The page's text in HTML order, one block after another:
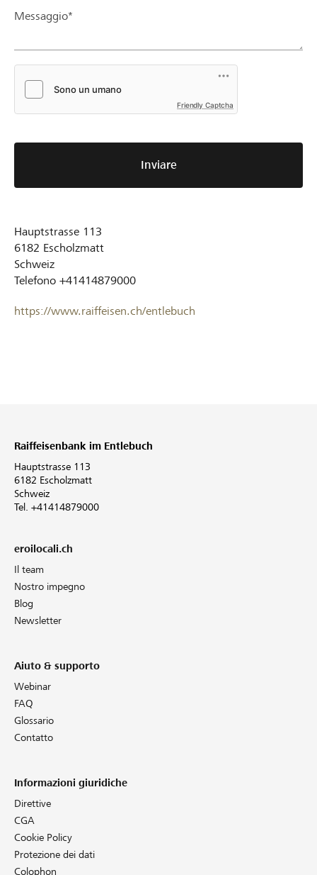
Messaggio*
Friendly Captcha
Inviare
Hauptstrasse 113
6182 Escholzmatt
Schweiz
Telefono +41414879000
https://www.raiffeisen.ch/entlebuch
Raiffeisenbank im Entlebuch
Hauptstrasse 113
6182 Escholzmatt
Schweiz
Tel. +41414879000
eroilocali.ch
Il team
Nostro impegno
Blog
Newsletter
Aiuto & supporto
Webinar
FAQ
Glossario
Contatto
Informazioni giuridiche
Direttive
CGA
Cookie Policy
Protezione dei dati
Colophon